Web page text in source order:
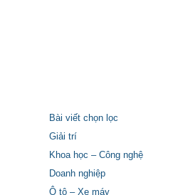
Bài viết chọn lọc
Giải trí
Khoa học – Công nghệ
Doanh nghiệp
Ô tô – Xe máy